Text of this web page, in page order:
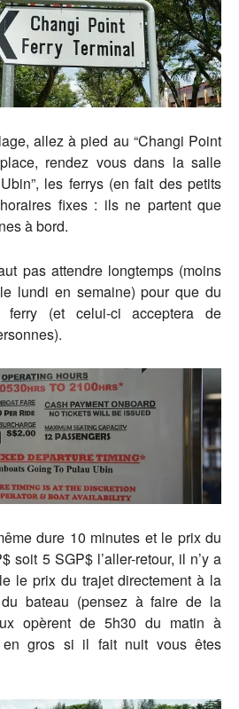
allez à pied au “Changi Point
rendez vous dans la salle
les ferrys (en fait des petits
fixes : ils ne partent que
à bord.
pas attendre longtemps (moins
lundi en semaine) pour que du
ferry (et celui-ci acceptera de
dure 10 minutes et le prix du
soit 5 SGP$ l’aller-retour, il n’y a
le prix du trajet directement à la
bateau (pensez à faire de la
opèrent de 5h30 du matin à
gros si il fait nuit vous êtes